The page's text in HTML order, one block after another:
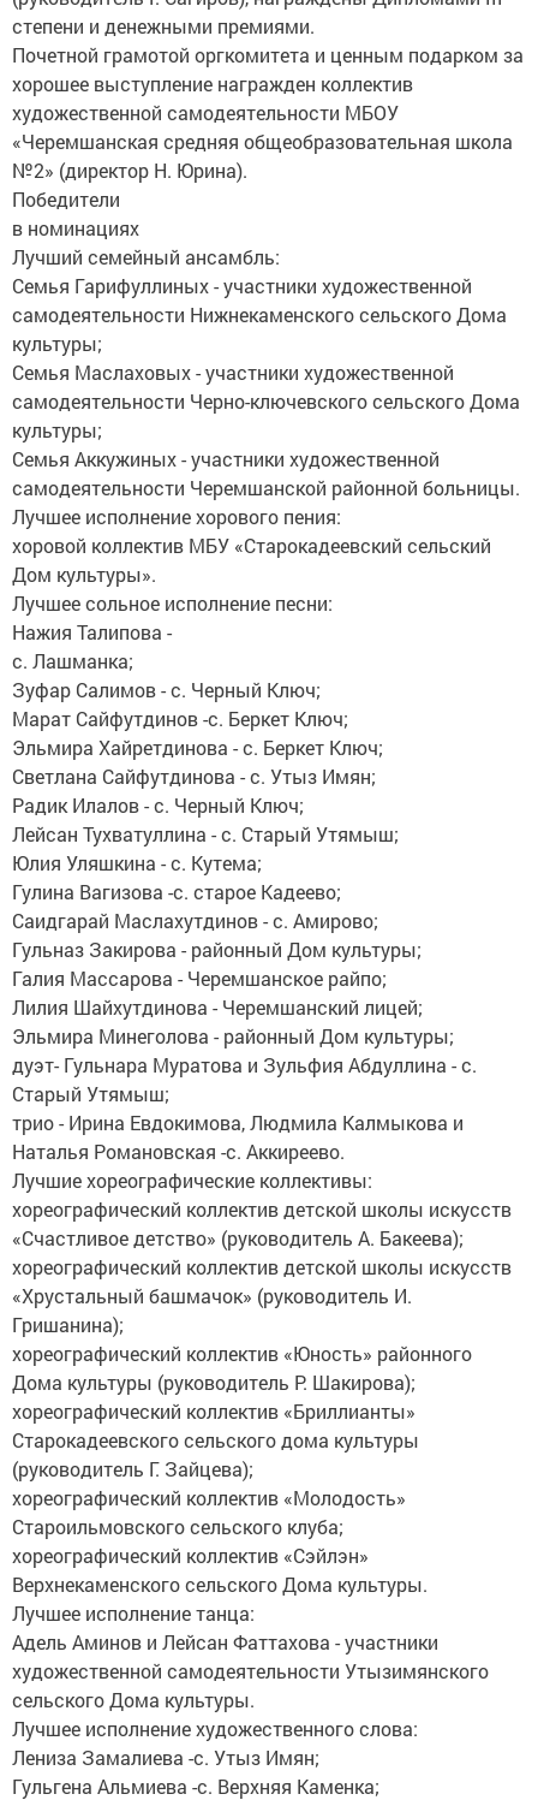
степени и денежными премиями.
Почетной грамотой оргкомитета и ценным подарком за
хорошее выступление награжден коллектив
художественной самодеятельности МБОУ
«Черемшанская средняя общеобразовательная школа
№2» (директор Н. Юрина).
Победители
в номинациях
Лучший семейный ансамбль:
Семья Гарифуллиных - участники художественной
самодеятельности Нижнекаменского сельского Дома
культуры;
Семья Маслаховых - участники художественной
самодеятельности Черно-ключевского сельского Дома
культуры;
Семья Аккужиных - участники художественной
самодеятельности Черемшанской районной больницы.
Лучшее исполнение хорового пения:
хоровой коллектив МБУ «Старокадеевский сельский
Дом культуры».
Лучшее сольное исполнение песни:
Нажия Талипова -
с. Лашманка;
Зуфар Салимов - с. Черный Ключ;
Марат Сайфутдинов -с. Беркет Ключ;
Эльмира Хайретдинова - с. Беркет Ключ;
Светлана Сайфутдинова - с. Утыз Имян;
Радик Илалов - с. Черный Ключ;
Лейсан Тухватуллина - с. Старый Утямыш;
Юлия Уляшкина - с. Кутема;
Гулина Вагизова -с. старое Кадеево;
Саидгарай Маслахутдинов - с. Амирово;
Гульназ Закирова - районный Дом культуры;
Галия Массарова - Черемшанское райпо;
Лилия Шайхутдинова - Черемшанский лицей;
Эльмира Минеголова - районный Дом культуры;
дуэт- Гульнара Муратова и Зульфия Абдуллина - с.
Старый Утямыш;
трио - Ирина Евдокимова, Людмила Калмыкова и
Наталья Романовская -с. Аккиреево.
Лучшие хореографические коллективы:
хореографический коллектив детской школы искусств
«Счастливое детство» (руководитель А. Бакеева);
хореографический коллектив детской школы искусств
«Хрустальный башмачок» (руководитель И.
Гришанина);
хореографический коллектив «Юность» районного
Дома культуры (руководитель Р. Шакирова);
хореографический коллектив «Бриллианты»
Старокадеевского сельского дома культуры
(руководитель Г. Зайцева);
хореографический коллектив «Молодость»
Староильмовского сельского клуба;
хореографический коллектив «Сэйлэн»
Верхнекаменского сельского Дома культуры.
Лучшее исполнение танца:
Адель Аминов и Лейсан Фаттахова - участники
художественной самодеятельности Утызимянского
сельского Дома культуры.
Лучшее исполнение художественного слова:
Лениза Замалиева -с. Утыз Имян;
Гульгена Альмиева -с. Верхняя Каменка;